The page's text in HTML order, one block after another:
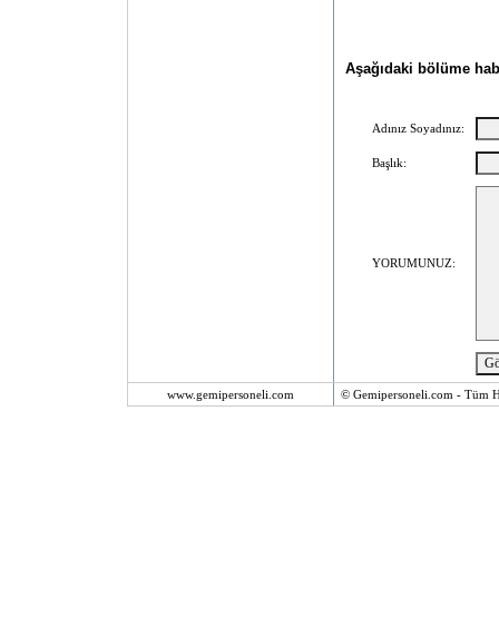
Aşağıdaki bölüme
Adınız Soyadınız:
Başlık:
YORUMUNUZ:
www.gemipersoneli.com © Gemipersoneli.com - Tüm